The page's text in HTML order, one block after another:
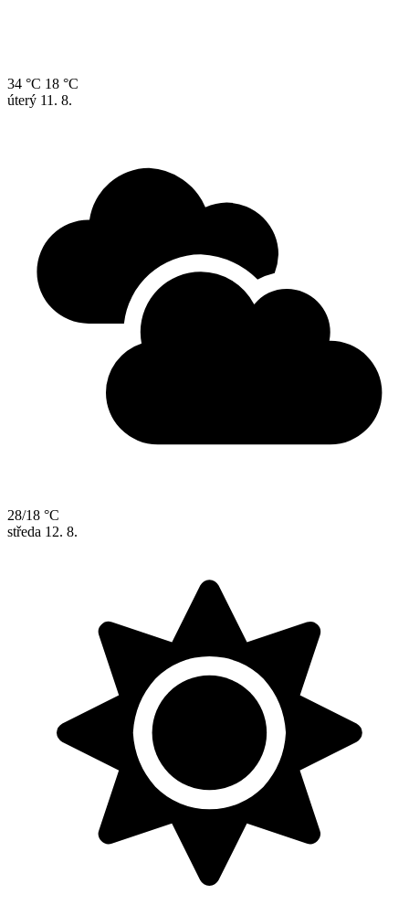
34 °C 18 °C
úterý 11. 8.
28/18 °C
středa 12. 8.